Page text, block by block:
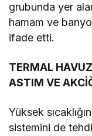
grubunda yer
hamam ve
ifade etti.
TERMAL
ASTIM VE
Yüksek
sistemini de